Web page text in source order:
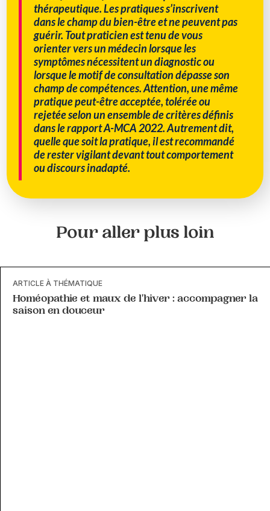
thérapeutique. Les pratiques s’inscrivent
dans le champ du bien-être et ne peuvent pas
guérir. Tout praticien est tenu de vous
orienter vers un médecin lorsque les
symptômes nécessitent un diagnostic ou
lorsque le motif de consultation dépasse son
champ de compétences. Attention, une même
pratique peut-être acceptée, tolérée ou
rejetée selon un ensemble de critères définis
dans le rapport A-MCA 2022. Autrement dit,
quelle que soit la pratique, il est recommandé
de rester vigilant devant tout comportement
ou discours inadapté.
Pour aller plus loin
ARTICLE À THÉMATIQUE
Homéopathie et maux de l'hiver : accompagner la
saison en douceur